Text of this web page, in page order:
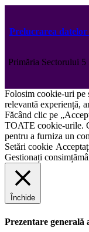
Prelucrarea
Primăria Sectorului 5
Folosim cookie-uri pe
relevantă experiență,
Făcând clic pe
TOATE cookie-urile.
pentru a furniza un
Setări cookie
Gestionați
Închide
Prezentare